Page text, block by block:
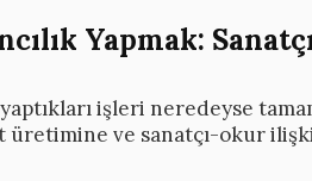
Yapmak:
işleri neredeyse
ve sanatçı-okur